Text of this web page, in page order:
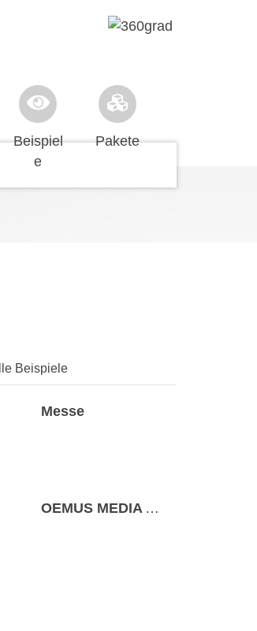
Beispiel
e
Pakete
Beispiele
Messe
OEMUS MEDIA AG